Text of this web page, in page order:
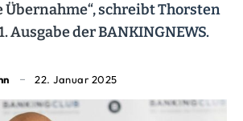
schreibt Thorsten
Ausgabe der BANKINGNEWS.
22. Januar 2025